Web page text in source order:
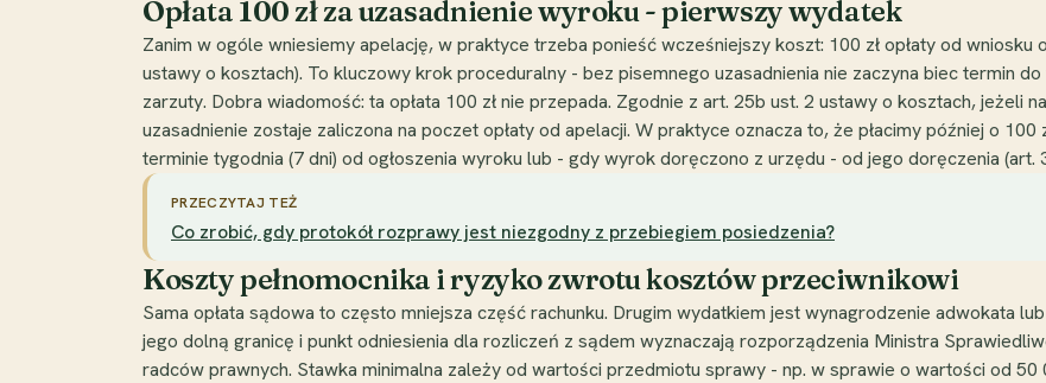
Opłata 100 zł za uzasadnienie wyroku - pierwszy wydatek
Zanim w ogóle wniesiemy apelację, w praktyce trzeba ponieść wcześniejszy koszt: 100 zł opłaty od wniosku
ustawy o kosztach). To kluczowy krok proceduralny - bez pisemnego uzasadnienia nie zaczyna biec termin
zarzuty. Dobra wiadomość: ta opłata 100 zł nie przepada. Zgodnie z art. 25b ust. 2 ustawy o kosztach, jeżeli
uzasadnienie zostaje zaliczona na poczet opłaty od apelacji. W praktyce oznacza to, że płacimy później o 100
terminie tygodnia (7 dni) od ogłoszenia wyroku lub - gdy wyrok doręczono z urzędu - od jego doręczenia (art.
PRZECZYTAJ TEŻ
Co zrobić, gdy protokół rozprawy jest niezgodny z przebiegiem posiedzenia?
Koszty pełnomocnika i ryzyko zwrotu kosztów przeciwnikowi
Sama opłata sądowa to często mniejsza część rachunku. Drugim wydatkiem jest wynagrodzenie adwokata
jego dolną granicę i punkt odniesienia dla rozliczeń z sądem wyznaczają rozporządzenia Ministra
radców prawnych. Stawka minimalna zależy od wartości przedmiotu sprawy - np. w sprawie o wartości od